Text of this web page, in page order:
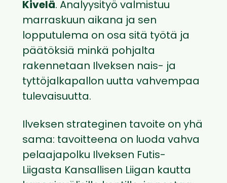
Kivelä. Analyysityö valmistuu
marraskuun aikana ja sen
lopputulema on osa sitä työtä ja
päätöksiä minkä pohjalta
rakennetaan Ilveksen nais- ja
tyttöjalkapallon uutta vahvempaa
tulevaisuutta.
Ilveksen strateginen tavoite on yhä
sama: tavoitteena on luoda vahva
pelaajapolku Ilveksen Futis-
Liigasta Kansallisen Liigan kautta